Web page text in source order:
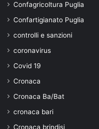
Confagricoltura Puglia
Confartigianato Puglia
controlli e sanzioni
coronavirus
Covid 19
Cronaca
Cronaca Ba/Bat
cronaca bari
Cronaca brindisi